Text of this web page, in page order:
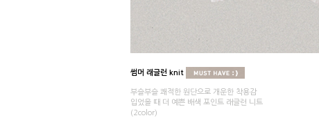
썸머 래글런 knit
부슬부슬 쾌적한 원단으로 개운한 착용감
입었을 때 더 예쁜 배색 포인트 래글런 니트
(2color)